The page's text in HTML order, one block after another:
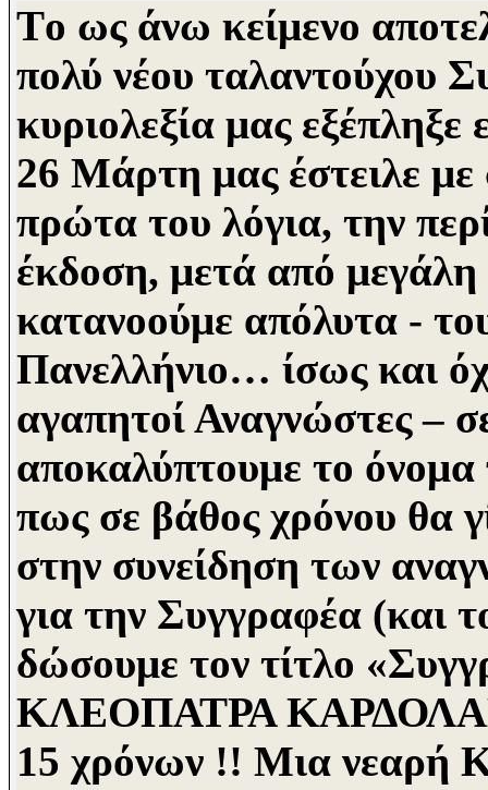
Tο ως άνω κείμενο
πολύ νέου ταλαντούχου
κυριολεξία μας εξέπληξε
26 Μάρτη μας έστειλε
πρώτα του λόγια, την
έκδοση, μετά από μεγάλη
κατανοούμε απόλυτα -
Πανελλήνιο… ίσως και
αγαπητοί Αναγνώστες –
αποκαλύπτουμε το όνομα
πως σε βάθος χρόνου θα
στην συνείδηση των
για την Συγγραφέα (και
δώσουμε τον τίτλο
ΚΛΕΟΠΑΤΡΑ
15 χρόνων !! Μια νεαρή